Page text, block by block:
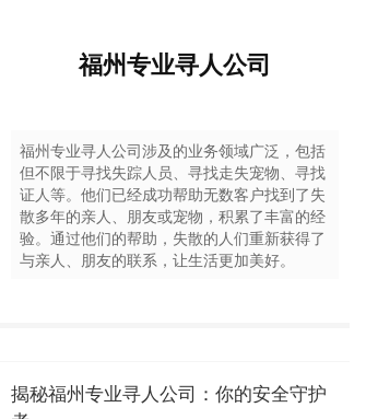
福州专业寻人公司
福州专业寻人公司涉及的业务领域广泛，包括
但不限于寻找失踪人员、寻找走失宠物、寻找
证人等。他们已经成功帮助无数客户找到了失
散多年的亲人、朋友或宠物，积累了丰富的经
验。通过他们的帮助，失散的人们重新获得了
与亲人、朋友的联系，让生活更加美好。
揭秘福州专业寻人公司：你的安全守护